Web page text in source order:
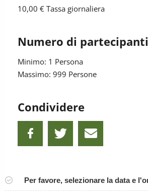
10,00 € Tassa giornaliera
Numero di partecipanti
Minimo: 1 Persona
Massimo: 999 Persone
Condividere